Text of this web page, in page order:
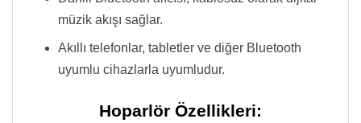
müzik akışı sağlar.
Akıllı telefonlar, tabletler ve diğer Bluetooth
uyumlu cihazlarla uyumludur.
Hoparlör Özellikleri: